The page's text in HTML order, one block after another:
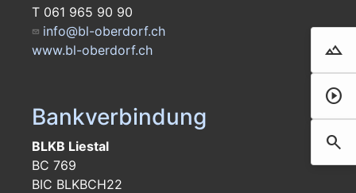
landscape
Film
play_circle
search
T 061 965 90 90
info@bl-oberdorf.ch
www.bl-oberdorf.ch
Bankverbindung
BLKB Liestal
BC 769
BIC BLKBCH22